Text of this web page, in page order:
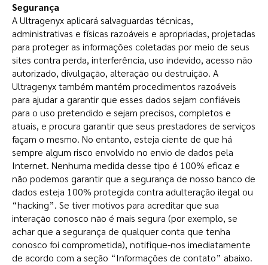
Segurança
A Ultragenyx aplicará salvaguardas técnicas,
administrativas e físicas razoáveis e apropriadas, projetadas
para proteger as informações coletadas por meio de seus
sites contra perda, interferência, uso indevido, acesso não
autorizado, divulgação, alteração ou destruição. A
Ultragenyx também mantém procedimentos razoáveis
para ajudar a garantir que esses dados sejam confiáveis
para o uso pretendido e sejam precisos, completos e
atuais, e procura garantir que seus prestadores de serviços
façam o mesmo. No entanto, esteja ciente de que há
sempre algum risco envolvido no envio de dados pela
Internet. Nenhuma medida desse tipo é 100% eficaz e
não podemos garantir que a segurança de nosso banco de
dados esteja 100% protegida contra adulteração ilegal ou
“hacking”. Se tiver motivos para acreditar que sua
interação conosco não é mais segura (por exemplo, se
achar que a segurança de qualquer conta que tenha
conosco foi comprometida), notifique-nos imediatamente
de acordo com a seção “Informações de contato” abaixo.